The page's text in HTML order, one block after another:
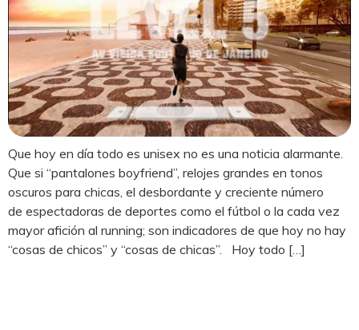
Que hoy en día todo es unisex no es una noticia alarmante.
Que si “pantalones boyfriend”, relojes grandes en tonos
oscuros para chicas, el desbordante y creciente número
de espectadoras de deportes como el fútbol o la cada vez
mayor afición al running; son indicadores de que hoy no hay
“cosas de chicos” y “cosas de chicas”. Hoy todo […]